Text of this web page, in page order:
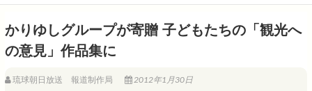
かりゆしグループが寄贈 子どもたちの「観光へ
の意見」作品集に
琉球朝日放送 報道制作局 2012年1月30日